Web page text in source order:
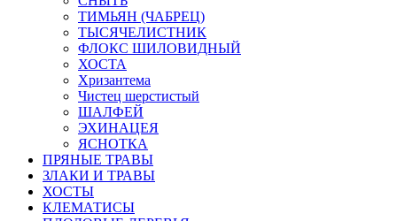
ТИМЬЯН (ЧАБРЕЦ)
ТЫСЯЧЕЛИСТНИК
ФЛОКС ШИЛОВИДНЫЙ
ХОСТА
Хризантема
Чистец шерстистый
ШАЛФЕЙ
ЭХИНАЦЕЯ
ЯСНОТКА
ПРЯНЫЕ ТРАВЫ
ЗЛАКИ И ТРАВЫ
ХОСТЫ
КЛЕМАТИСЫ